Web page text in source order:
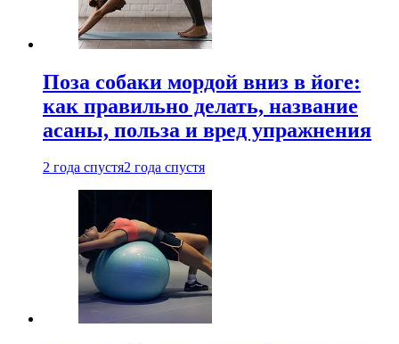
Поза собаки мордой вниз в йоге:
как правильно делать, название
асаны, польза и вред упражнения
2 года спустя2 года спустя